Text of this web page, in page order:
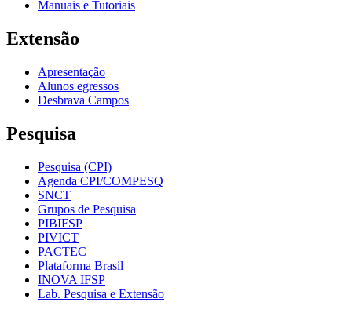
Manuais e Tutoriais
Extensão
Apresentação
Alunos egressos
Desbrava Campos
Pesquisa
Pesquisa (CPI)
Agenda CPI/COMPESQ
SNCT
Grupos de Pesquisa
PIBIFSP
PIVICT
PACTEC
Plataforma Brasil
INOVA IFSP
Lab. Pesquisa e Extensão